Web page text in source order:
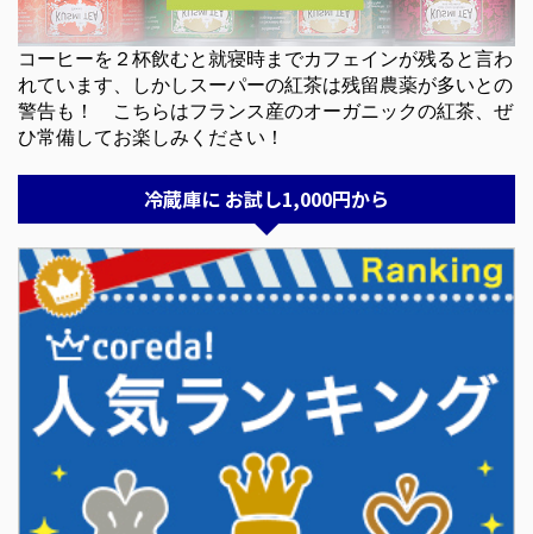
コーヒーを２杯飲むと就寝時までカフェインが残ると言わ
れています、しかしスーパーの紅茶は残留農薬が多いとの
警告も！ こちらはフランス産のオーガニックの紅茶、ぜ
ひ常備してお楽しみください！
冷蔵庫に お試し1,000円から